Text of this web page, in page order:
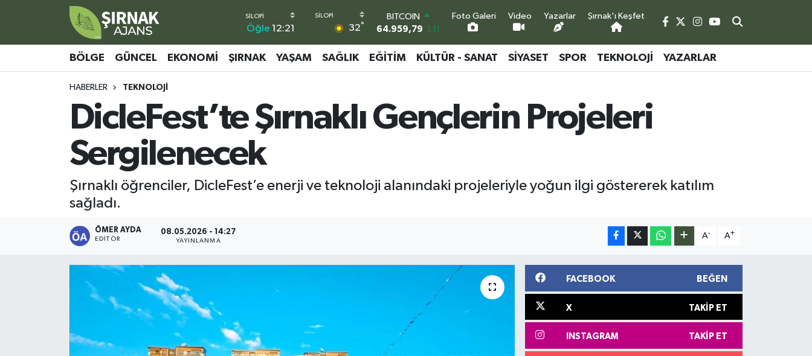
Öğle 12:21 32°
BITCOIN
64.959,79 1.11
47,7436
0.18
64,4811
GRAM ALTIN
6660.55 0.03
Foto Galeri Video Yazarlar Şırnak'ı Keşfet
BÖLGE GÜNCEL EKONOMI ŞIRNAK YAŞAM SAĞLIK EĞITIM KÜLTÜR - SANAT SIYASET SPOR TEKNOLOJI YAZARLAR
HABERLER TEKNOLOJI
DicleFest’te Şırnaklı Gençlerin Projeleri
Sergilenecek
Şırnaklı öğrenciler, DicleFest’e enerji ve teknoloji alanındaki projeleriyle yoğun ilgi göstererek katılım
sağladı.
ÖMER AYDA
EDITÖR
08.05.2026 - 14:27
YAYINLANMA
A- A+
FACEBOOK BEĞEN
X TAKIP ET
INSTAGRAM TAKIP ET
Bölge
Ekonomi
Şırnak Nöbetçi Eczaneler
Şirnak Namaz Vakitleri
Şırnak Trafik Yoğunluk Haritası
Süper Lig Puan Durumu ve Fikstür
Tüm Manşetler
Son Dakika Haberleri